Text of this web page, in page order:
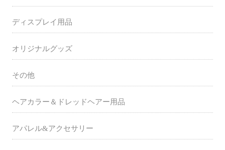
ディスプレイ用品
オリジナルグッズ
その他
ヘアカラー＆ドレッドヘアー用品
アパレル&アクセサリー